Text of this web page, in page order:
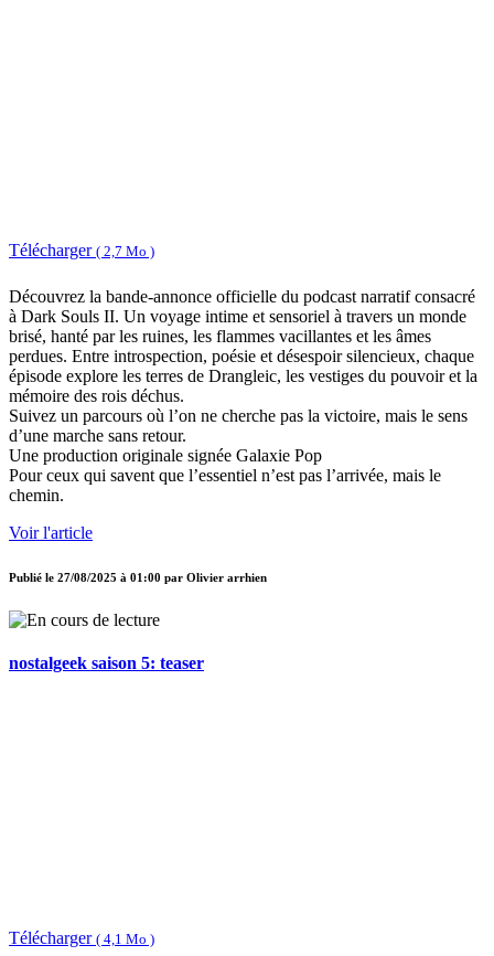
Télécharger ( 2,7 Mo )
Découvrez la bande-annonce officielle du podcast narratif consacré
à Dark Souls II. Un voyage intime et sensoriel à travers un monde
brisé, hanté par les ruines, les flammes vacillantes et les âmes
perdues. Entre introspection, poésie et désespoir silencieux, chaque
épisode explore les terres de Drangleic, les vestiges du pouvoir et la
mémoire des rois déchus.
Suivez un parcours où l’on ne cherche pas la victoire, mais le sens
d’une marche sans retour.
Une production originale signée Galaxie Pop
Pour ceux qui savent que l’essentiel n’est pas l’arrivée, mais le
chemin.
Voir l'article
Publié le 27/08/2025 à 01:00 par Olivier arrhien
nostalgeek saison 5: teaser
Télécharger ( 4,1 Mo )